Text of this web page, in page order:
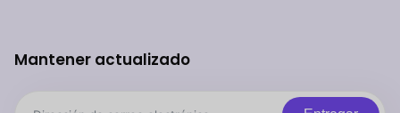
Mantener actualizado